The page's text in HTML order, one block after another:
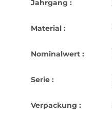
Jahrgang :
Material :
Nominalwert :
Serie :
Verpackung :